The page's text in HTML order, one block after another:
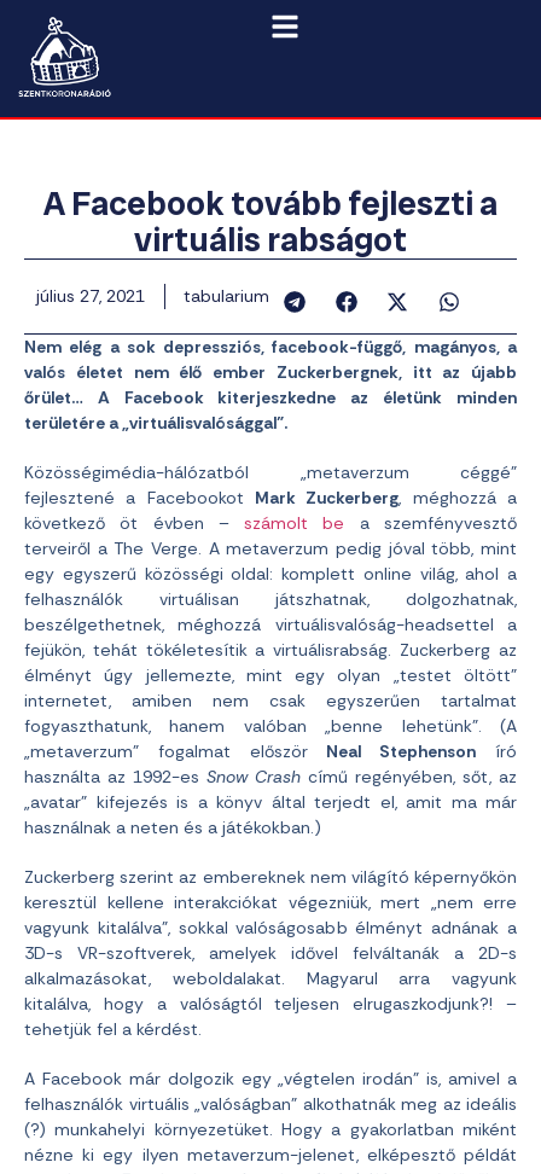
A Facebook tovább fejleszti a
virtuális rabságot
július 27, 2021 tabularium
Nem elég a sok depressziós, facebook-függő, magányos, a
valós életet nem élő ember Zuckerbergnek, itt az újabb
őrület… A Facebook kiterjeszkedne az életünk minden
területére a „virtuálisvalósággal”.
Közösségimédia-hálózatból „metaverzum céggé”
fejlesztené a Facebookot Mark Zuckerberg, méghozzá a
következő öt évben –számolt be a szemfényvesztő
terveiről a The Verge. A metaverzum pedig jóval több, mint
egy egyszerű közösségi oldal: komplett online világ, ahol a
felhasználók virtuálisan játszhatnak, dolgozhatnak,
beszélgethetnek, méghozzá virtuálisvalóság-headsettel a
fejükön, tehát tökéletesítik a virtuálisrabság. Zuckerberg az
élményt úgy jellemezte, mint egy olyan „testet öltött”
internetet, amiben nem csak egyszerűen tartalmat
fogyaszthatunk, hanem valóban „benne lehetünk”. (A
„metaverzum” fogalmat először Neal Stephenson író
használta az 1992-es Snow Crash című regényében, sőt, az
„avatar” kifejezés is a könyv által terjedt el, amit ma már
használnak a neten és a játékokban.)
Zuckerberg szerint az embereknek nem világító képernyőkön
keresztül kellene interakciókat végezniük, mert „nem erre
vagyunk kitalálva”, sokkal valóságosabb élményt adnának a
3D-s VR-szoftverek, amelyek idővel felváltanák a 2D-s
alkalmazásokat, weboldalakat. Magyarul arra vagyunk
kitalálva, hogy a valóságtól teljesen elrugaszkodjunk?! –
tehetjük fel a kérdést.
A Facebook már dolgozik egy „végtelen irodán” is, amivel a
felhasználók virtuális „valóságban” alkothatnák meg az ideális
(?) munkahelyi környezetüket. Hogy a gyakorlatban miként
nézne ki egy ilyen metaverzum-jelenet, elképesztő példát